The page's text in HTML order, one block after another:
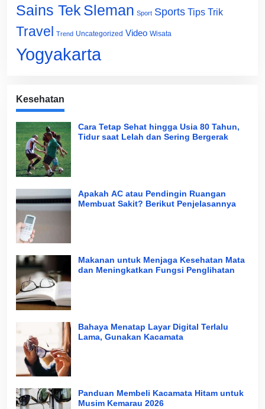
Sains Tek Sleman Sport Sports Tips Trik
Travel Trend Uncategorized Video Wisata
Yogyakarta
Kesehatan
Cara Tetap Sehat hingga Usia 80 Tahun,
Tidur saat Lelah dan Sering Bergerak
Apakah AC atau Pendingin Ruangan
Membuat Sakit? Berikut Penjelasannya
Makanan untuk Menjaga Kesehatan Mata
dan Meningkatkan Fungsi Penglihatan
Bahaya Menatap Layar Digital Terlalu
Lama, Gunakan Kacamata
Panduan Membeli Kacamata Hitam untuk
Musim Kemarau 2026